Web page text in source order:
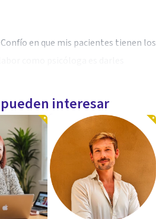
en que mis pacientes tienen los
autoestima, dependencia
interesar